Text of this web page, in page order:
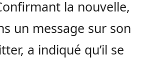
la nouvelle,
un message sur son
a indiqué qu’il se